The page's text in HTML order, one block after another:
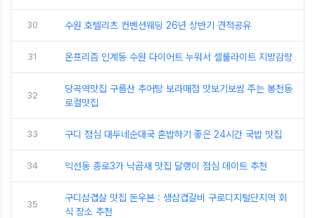
30 수원 호텔리츠 컨벤션웨딩 26년 상반기 견적공유
31 온프리즘 인계동 수원 다이어트 누워서 셀룰라이트 지방감량
32
당곡역맛집 구름산 추어탕 보라매점 맛보기보쌈 주는 봉천동
로컬맛집
33 구디 점심 대두네순대국 혼밥하기 좋은 24시간 국밥 맛집
34 익선동 종로3가 낙곱새 맛집 달랭이 점심 데이트 추천
35
구디삼겹살 맛집 돈우본 : 생삼겹갈비 구로디지털단지역 회
식 장소 추천